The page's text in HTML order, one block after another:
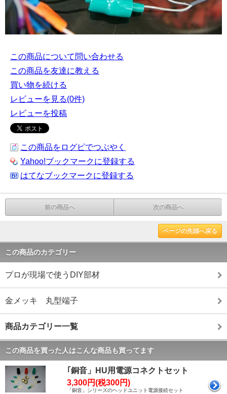
この商品について問い合わせる
この商品を友達に教える
買い物を続ける
レビューを見る(0件)
レビューを投稿
この商品をログピでつぶやく
Yahoo!ブックマークに登録する
はてなブックマークに登録する
前の商品へ 次の商品へ
ページの先頭へ戻る
この商品のカテゴリー
プロが現場で使うDIY部材
金メッキ 丸型端子
商品カテゴリー一覧
この商品を買った人はこんな商品も買ってます
｢銅音」HU用電源コネクトセット
3,300円(税300円)
「銅音」シリーズのヘッドユニット電源接続セット